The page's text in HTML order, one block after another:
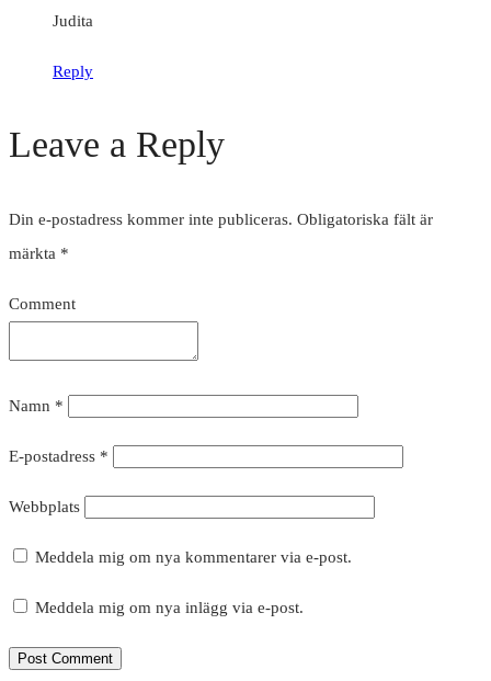
Judita
Reply
Leave a Reply
Din e-postadress kommer inte publiceras. Obligatoriska fält är
märkta *
Comment
Namn *
E-postadress *
Webbplats
Meddela mig om nya kommentarer via e-post.
Meddela mig om nya inlägg via e-post.